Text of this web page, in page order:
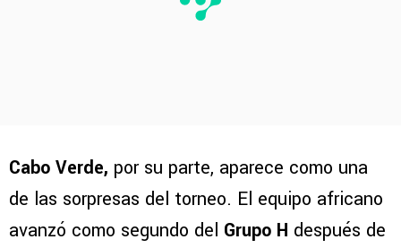
Cabo Verde, por su parte, aparece como una
de las sorpresas del torneo. El equipo africano
avanzó como segundo del Grupo H después de